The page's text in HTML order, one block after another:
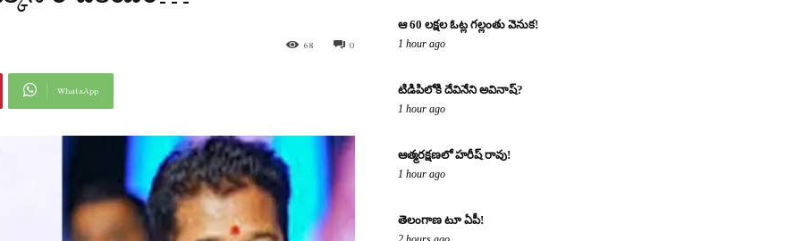
0
68
WhatsApp
ఆ 60 లక్షల ఓట్ల గల్లంతు వెనుక!
1 hour ago
టిడిపిలోకి దేవినేని అవినాష్?
1 hour ago
ఆత్మరక్షణలో హరీష్ రావు!
1 hour ago
తెలంగాణ టూ ఏపీ!